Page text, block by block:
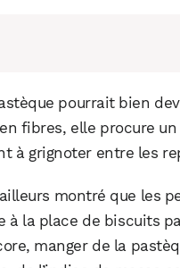
pourrait bien
fibres, elle procure
à grignoter entre les
montré que les
à la place de biscuits
manger de la